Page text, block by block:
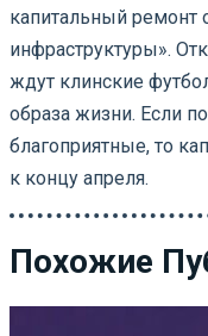
капитальный ремонт
инфраструктуры».
ждут клинские
образа жизни. Если
благоприятные, то
к концу апреля.
Похожие